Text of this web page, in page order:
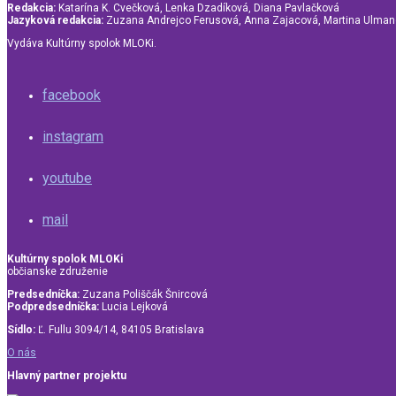
Redakcia: Katarína K. Cvečková, Lenka Dzadíková, Diana Pavlačková
Jazyková redakcia: Zuzana Andrejco Ferusová, Anna Zajacová, Martina
Vydáva Kultúrny spolok MLOKi.
facebook
instagram
youtube
mail
Kultúrny spolok MLOKi
občianske združenie
Predsedníčka: Zuzana Poliščák Šnircová
Podpredsedníčka: Lucia Lejková
Sídlo: Ľ. Fullu 3094/14, 84105 Bratislava
O nás
Hlavný partner projektu